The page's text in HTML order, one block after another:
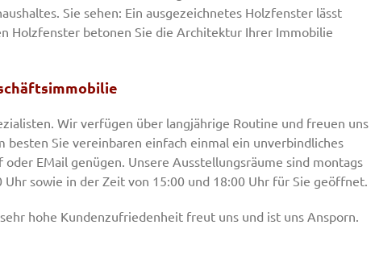
Sie sehen: Ein ausgezeichnetes Holzfenster lässt
Holzfenster betonen Sie die Architektur Ihrer Immobilie
Wir verfügen über langjährige Routine und freuen uns
besten Sie vereinbaren einfach einmal ein unverbindliches
EMail genügen. Unsere Ausstellungsräume sind montags
sowie in der Zeit von 15:00 und 18:00 Uhr für Sie geöffnet.
hohe Kundenzufriedenheit freut uns und ist uns Ansporn.